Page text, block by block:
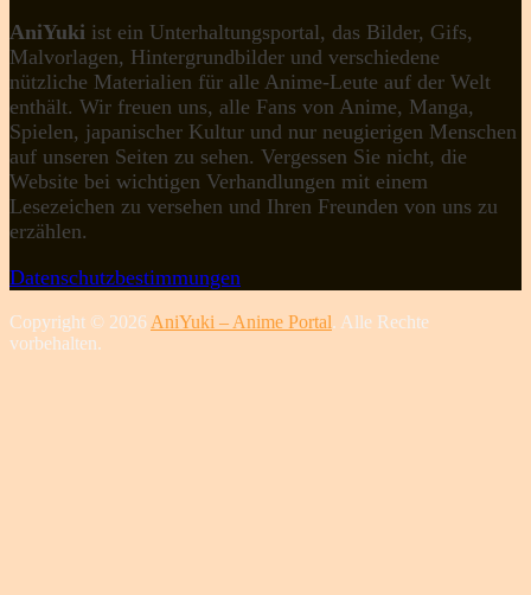
AniYuki ist ein Unterhaltungsportal, das Bilder, Gifs,
Malvorlagen, Hintergrundbilder und verschiedene
nützliche Materialien für alle Anime-Leute auf der Welt
enthält. Wir freuen uns, alle Fans von Anime, Manga,
Spielen, japanischer Kultur und nur neugierigen Menschen
auf unseren Seiten zu sehen. Vergessen Sie nicht, die
Website bei wichtigen Verhandlungen mit einem
Lesezeichen zu versehen und Ihren Freunden von uns zu
erzählen.
Datenschutzbestimmungen
Copyright © 2026 AniYuki – Anime Portal. Alle Rechte
vorbehalten.